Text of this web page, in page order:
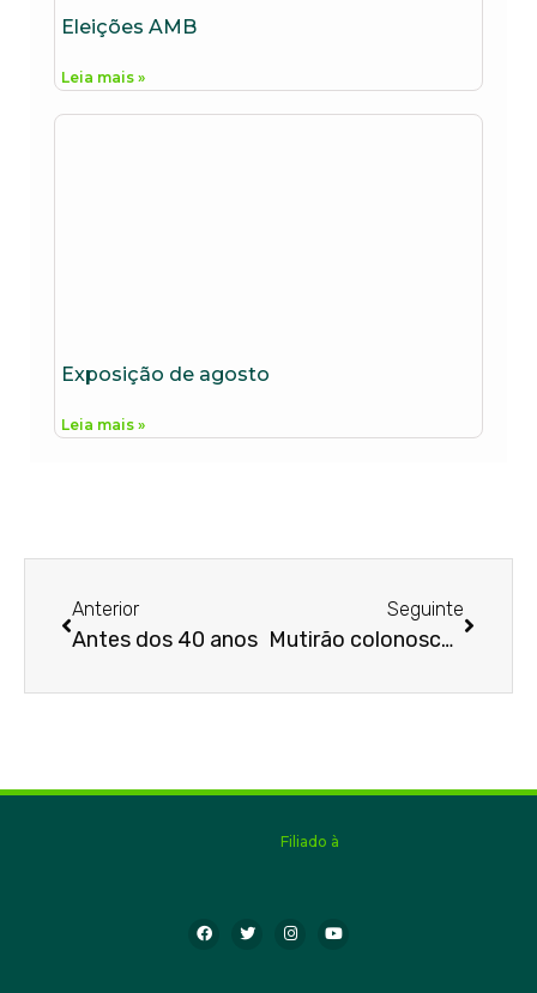
Eleições AMB
Leia mais »
Exposição de agosto
Leia mais »
Anterior
Antes dos 40 anos
Seguinte
Mutirão colonoscopia
Filiado à